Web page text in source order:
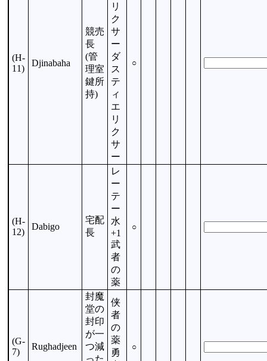
(H-
11)
Djinabaha
競売
長
(管
理室
鍵所
持)
リ
ク
サ
ー
ダ
ス
テ
ィ
エ
リ
ク
サ
ー
○
(H-
12)
Dabigo
宅配
長
レ
ー
テ
ー
水
+1
武
者
の
薬
○
(G-
7)
Rughadjeen
封魔
堂の
封印
が一
つ減
った
侠
者
の
薬
勇
○